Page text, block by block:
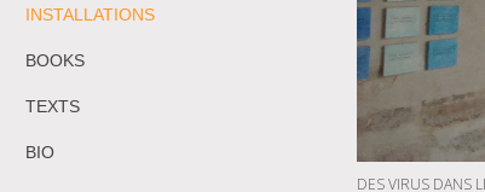
INSTALLATIONS
BOOKS
TEXTS
BIO
DES VIRUS DANS